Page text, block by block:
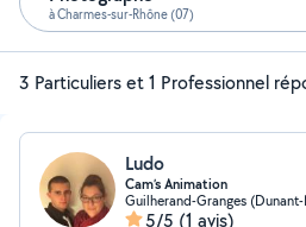
à Charmes-sur-Rhône (07)
3 Particuliers et 1 Professionnel
Ludo
Cam’s Animation
Guilherand-Granges
5/5 (1 avis)